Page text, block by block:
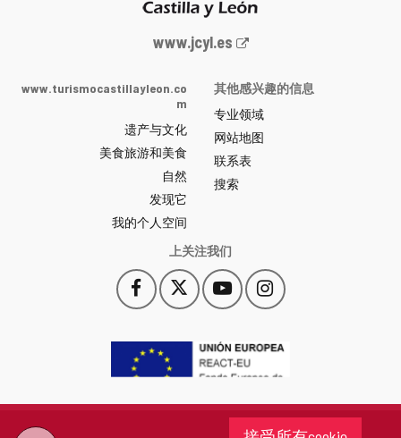
Junta
y
León
网
站
门
户
-
www.jcyl.es
www.turismocastillayleon.co
m
遗产与文化
美食旅游和美食
自然
发现它
我的个人空间
其他感兴趣的信息
专业领域
网站地图
联系表
搜索
上关注我们
Facebook
此
链
会
打
一
此
链
一
YouTube
此
链
会
打
一
个
Instagram
此
链
会
一
个